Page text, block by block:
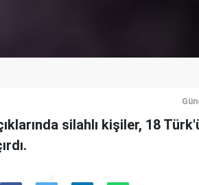
silahlı kişiler, 18